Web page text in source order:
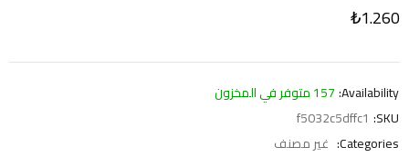
₺1.260
Availability: 157 متوفر في المخزون
SKU:
f5032c5dffc1
Categories: غير مصنف